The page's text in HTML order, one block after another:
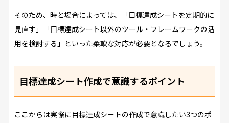
そのため、時と場合によっては、「目標達成シートを定期的に
見直す」「目標達成シート以外のツール・フレームワークの活
用を検討する」といった柔軟な対応が必要となるでしょう。
目標達成シート作成で意識するポイント
ここからは実際に目標達成シートの作成で意識したい3つのポ